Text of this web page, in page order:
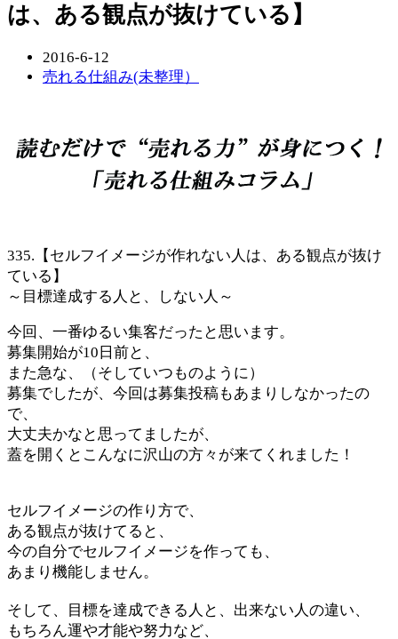
は、ある観点が抜けている】
2016-6-12
売れる仕組み(未整理）
335.【セルフイメージが作れない人は、ある観点が抜け
ている】
～目標達成する人と、しない人～
今回、一番ゆるい集客だったと思います。
募集開始が10日前と、
また急な、（そしていつものように）
募集でしたが、今回は募集投稿もあまりしなかったの
で、
大丈夫かなと思ってましたが、
蓋を開くとこんなに沢山の方々が来てくれました！
セルフイメージの作り方で、
ある観点が抜けてると、
今の自分でセルフイメージを作っても、
あまり機能しません。
そして、目標を達成できる人と、出来ない人の違い、
もちろん運や才能や努力など、